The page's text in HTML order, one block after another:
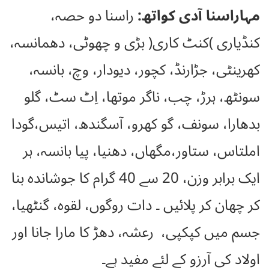
مہاراسنا آدی کواتھ:راسنا دو حصہ،
کنڈیاری )کنٹ کاری( بڑی و چھوٹی، دھمانسہ،
کھرینٹی، جڑارنڈ، کچور، دیودار، وچ، بانسہ،
سونٹھ، ہرڑ، چب، ناگر موتھا، اِٹ سٹ، گلو
بدھارا، سونف، گو کھرو، آسگندھ، اتیس،گودا
املتاس، ستاور،مگھاں، دھنیا، پیا بانسہ، ہر
ایک برابر وزن، 20 سے 40 گرام کا جوشاندہ بنا
کر چھان کر پلائیں ۔ دات روگوں، لقوہ، گنٹھیا،
جسم میں کپکپی، رعشہ، دھڑ کا مارا جانا اور
اولاد کی آرزو کے لئے مفید ہے۔